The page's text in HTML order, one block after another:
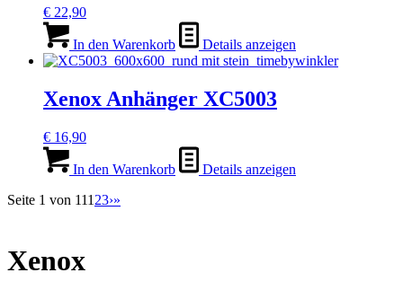
€ 22,90
In den Warenkorb Details anzeigen
Xenox Anhänger XC5003
€ 16,90
In den Warenkorb
Details anzeigen
Seite 1 von 111 23›»
Xenox